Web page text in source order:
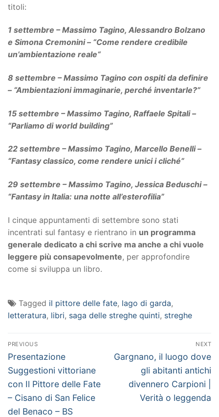
titoli:
1 settembre – Massimo Tagino, Alessandro Bolzano
e Simona Cremonini – “Come rendere credibile
un’ambientazione reale“
8 settembre – Massimo Tagino con ospiti da definire
– “Ambientazioni immaginarie, perché inventarle?”
15 settembre – Massimo Tagino, Raffaele Spitali –
“Parliamo di world building”
22 settembre – Massimo Tagino, Marcello Benelli –
“Fantasy classico, come rendere unici i cliché”
29 settembre – Massimo Tagino, Jessica Beduschi –
“Fantasy in Italia: una notte all’esterofilia”
I cinque appuntamenti di settembre sono stati
incentrati sul fantasy e rientrano in un programma
generale dedicato a chi scrive ma anche a chi vuole
leggere più consapevolmente, per approfondire
come si sviluppa un libro.
Tagged il pittore delle fate, lago di garda,
letteratura, libri, saga delle streghe quinti, streghe
Navigazione
articoli
PREVIOUS
Previous
post:
Presentazione
Suggestioni vittoriane
con Il Pittore delle Fate
– Cisano di San Felice
del Benaco – BS
NEXT
Next
Gargnano, il luogo dove
gli abitanti antichi
divennero Carpioni |
Verità o leggenda